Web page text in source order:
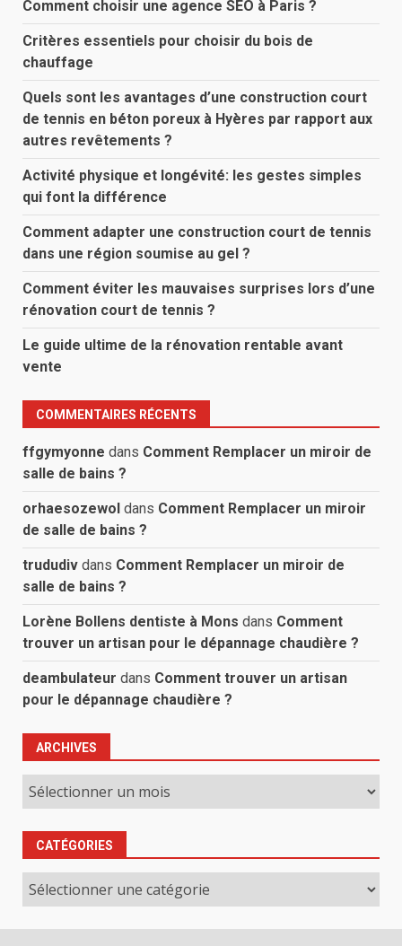
Comment choisir une agence SEO à Paris ?
Critères essentiels pour choisir du bois de
chauffage
Quels sont les avantages d’une construction court
de tennis en béton poreux à Hyères par rapport aux
autres revêtements ?
Activité physique et longévité: les gestes simples
qui font la différence
Comment adapter une construction court de tennis
dans une région soumise au gel ?
Comment éviter les mauvaises surprises lors d’une
rénovation court de tennis ?
Le guide ultime de la rénovation rentable avant
vente
COMMENTAIRES RÉCENTS
ffgymyonne dans Comment Remplacer un miroir de
salle de bains ?
orhaesozewol dans Comment Remplacer un miroir
de salle de bains ?
trududiv dans Comment Remplacer un miroir de
salle de bains ?
Lorène Bollens dentiste à Mons dans Comment
trouver un artisan pour le dépannage chaudière ?
deambulateur dans Comment trouver un artisan
pour le dépannage chaudière ?
ARCHIVES
Archives
CATÉGORIES
Catégories